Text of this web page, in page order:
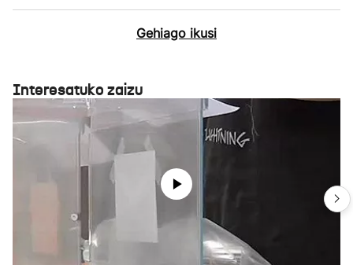
Gehiago ikusi
Interesatuko zaizu